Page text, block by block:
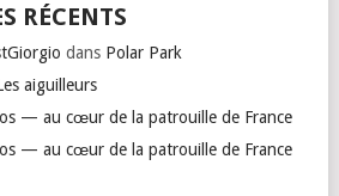
RÉCENTS
dans Polar Park
aiguilleurs
— au cœur de la patrouille de France
— au cœur de la patrouille de France